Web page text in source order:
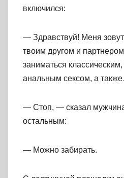
включился:
— Здравствуй! Меня
твоим другом и
заниматься
анальным сексом, а
— Стоп, — сказал
остальным:
— Можно забирать.